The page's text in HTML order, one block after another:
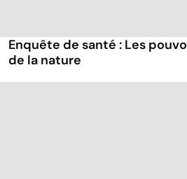
Enquête de santé : Les
de la nature